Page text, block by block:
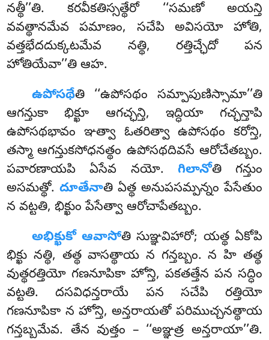
నత్థీ’’తి. కరవీకతిస్సత్థేరో ‘‘సమణో అయన్తి
వవత్థానమేవ పమాణం, సచేపి అవిసయో హోతి,
వత్తభేదదుక్కటమేవ నత్థి, రత్తిచ్ఛేదో పన
హోతియేవా’’తి ఆహ.
ఉపోసథేతి ‘‘ఉపోసథం సమ్పాపుణిస్సామా’’తి
ఆగన్తుకా భిక్ఖూ ఆగచ్ఛన్తి, ఇద్ధియా గచ్ఛన్తాపి
ఉపోసథభావం ఞత్వా ఓతరిత్వా ఉపోసథం కరోన్తి,
తస్మా ఆగన్తుకసోధనత్థం ఉపోసథదివసే ఆరోచేతబ్బం.
పవారణాయపి ఏసేవ నయో. గిలానోతి గన్తుం
అసమత్థో.దూతేనాతి ఏత్థ అనుపసమ్పన్నం పేసేతుం
న వట్టతి, భిక్ఖుం పేసేత్వా ఆరోచాపేతబ్బం.
అభిక్ఖుకో ఆవాసోతి సుఞ్ఞవిహారో; యత్థ ఏకోపి
భిక్ఖు నత్థి, తత్థ వాసత్థాయ న గన్తబ్బం. న హి తత్థ
వుత్థరత్తియో గణనూపికా హోన్తి, పకతత్తేన పన సద్ధిం
వట్టతి. దసవిధన్తరాయే పన సచేపి రత్తియో
గణనూపికా న హోన్తి, అన్తరాయతో పరిముచ్చనత్థాయ
గన్తబ్బమేవ. తేన వుత్తం – ‘‘అఞ్ఞత్ర అన్తరాయా’’తి.